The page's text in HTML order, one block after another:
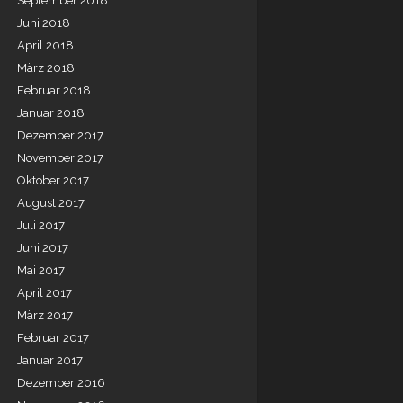
Juni 2018
April 2018
März 2018
Februar 2018
Januar 2018
Dezember 2017
November 2017
Oktober 2017
August 2017
Juli 2017
Juni 2017
Mai 2017
April 2017
März 2017
Februar 2017
Januar 2017
Dezember 2016